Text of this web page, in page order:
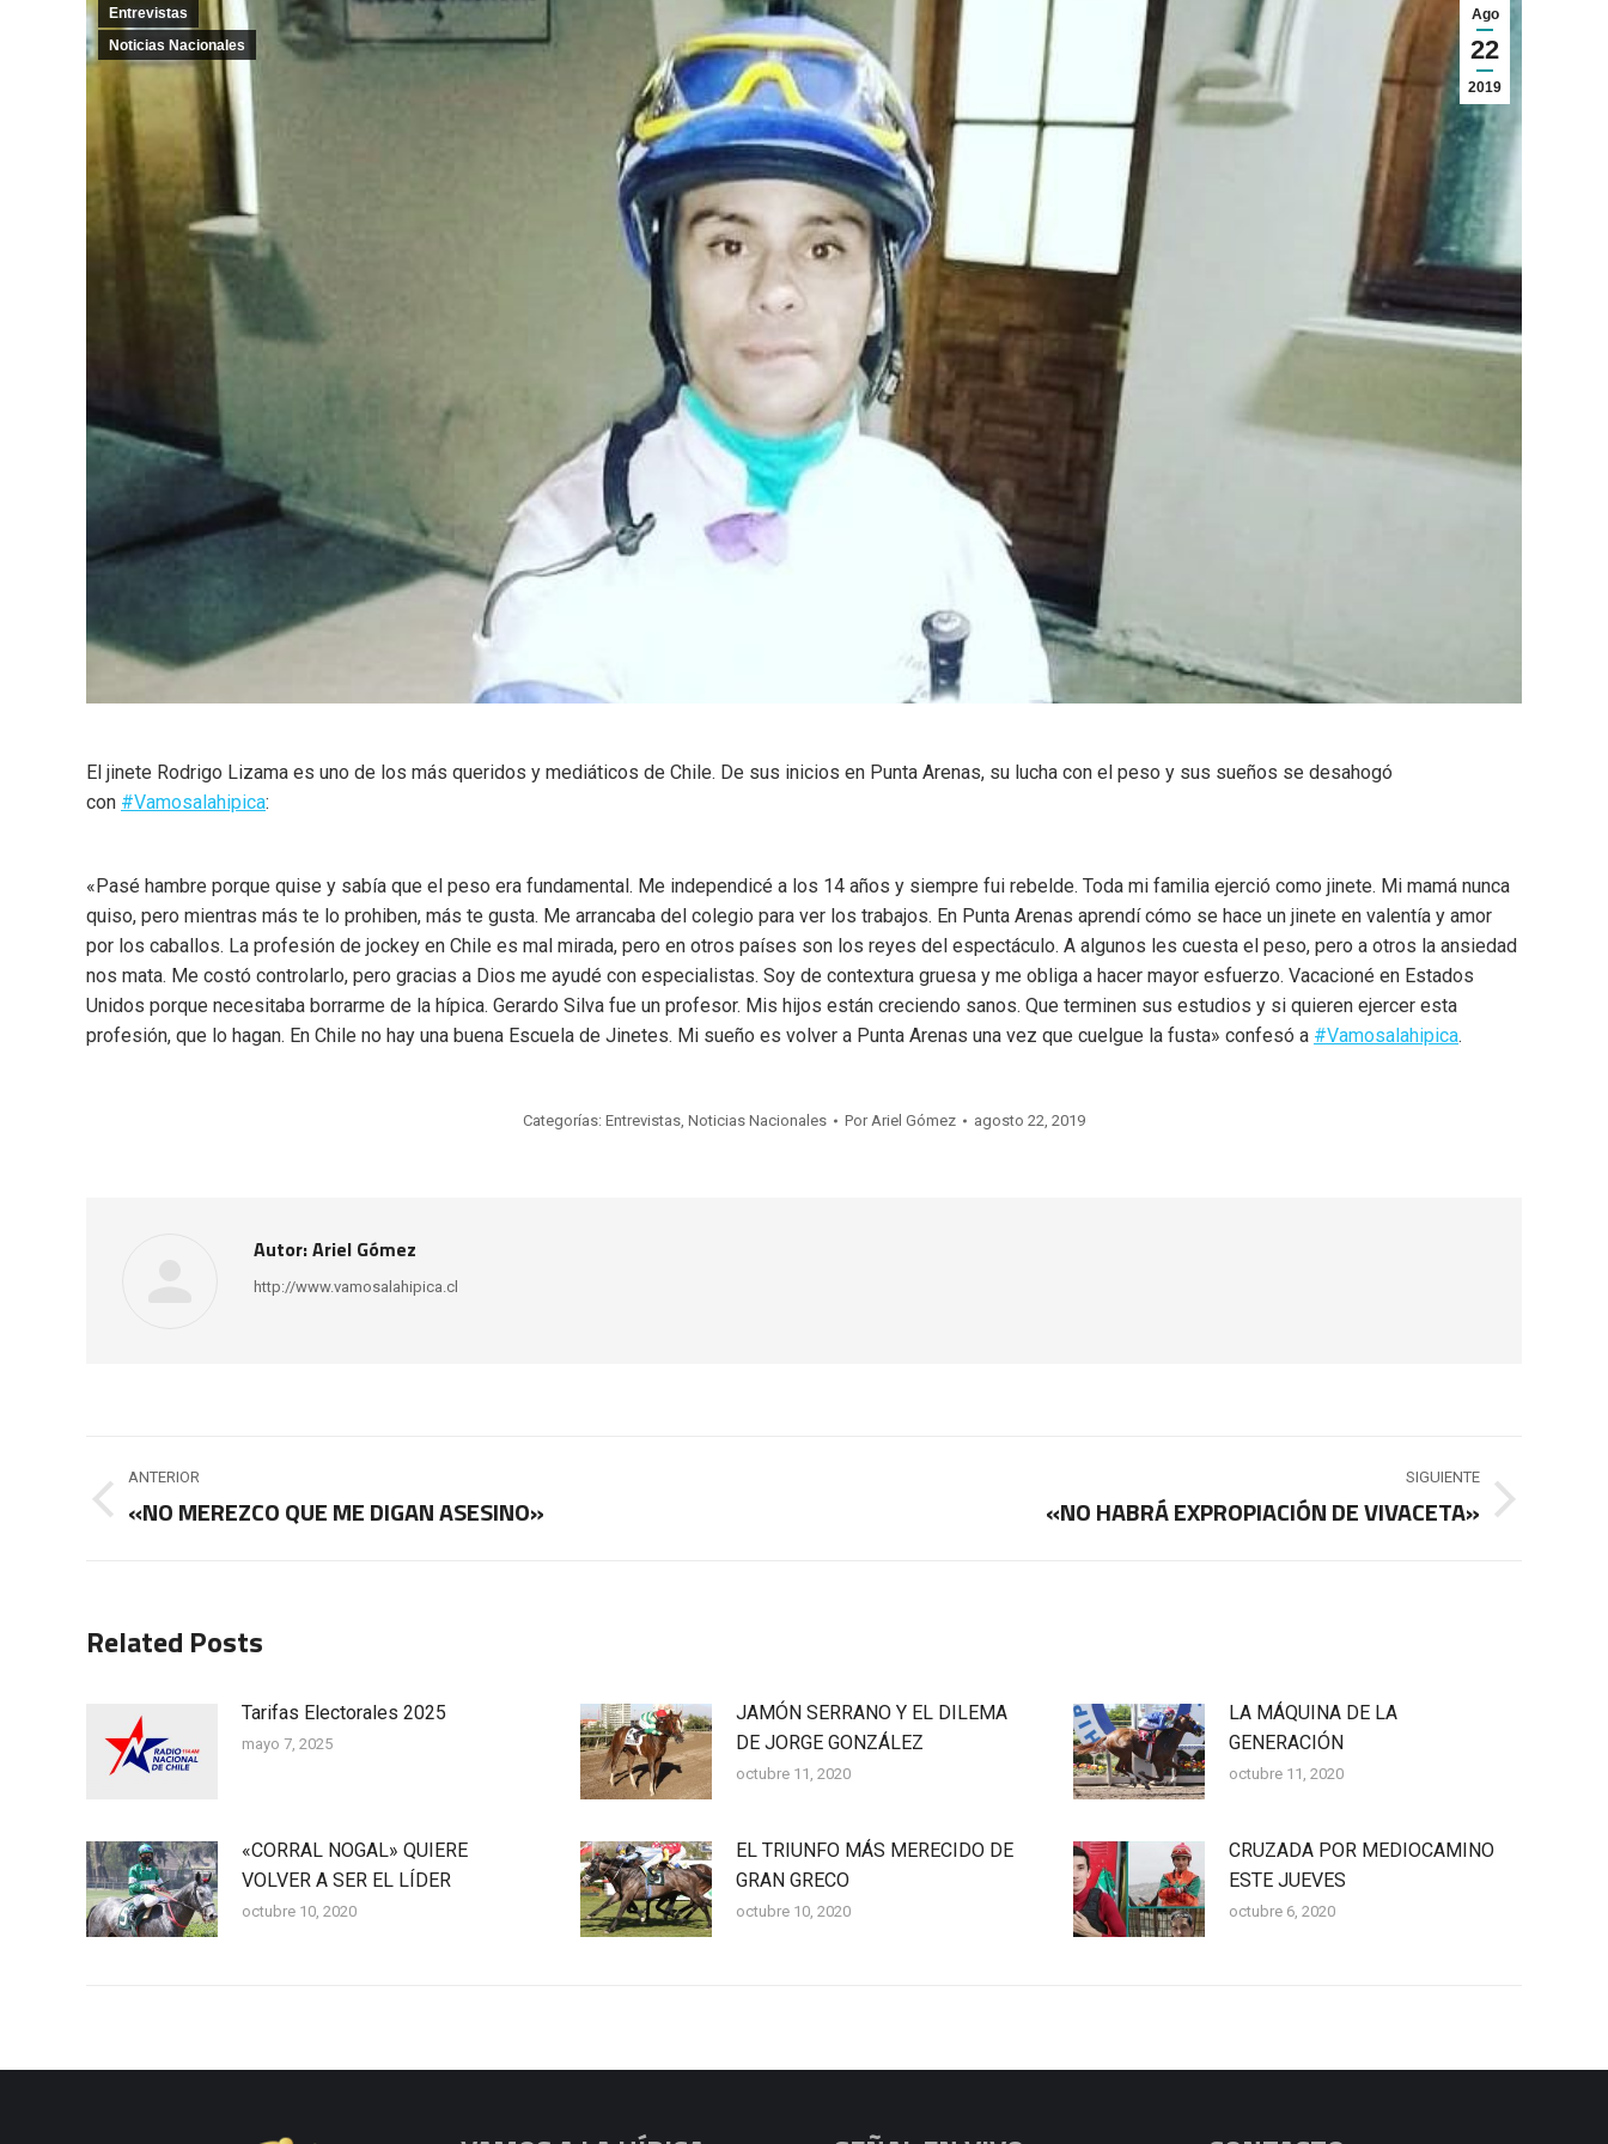
Ago
22
2019
Entrevistas
Noticias Nacionales
El jinete Rodrigo Lizama es uno de los más queridos y mediáticos de Chile. De sus inicios en Punta Arenas, su lucha con el peso y sus sueños se desahogó
con #Vamosalahipica:
«Pasé hambre porque quise y sabía que el peso era fundamental. Me independicé a los 14 años y siempre fui rebelde. Toda mi familia ejerció como jinete. Mi mamá nunca
quiso, pero mientras más te lo prohiben, más te gusta. Me arrancaba del colegio para ver los trabajos. En Punta Arenas aprendí cómo se hace un jinete en valentía y amor
por los caballos. La profesión de jockey en Chile es mal mirada, pero en otros países son los reyes del espectáculo. A algunos les cuesta el peso, pero a otros la ansiedad
nos mata. Me costó controlarlo, pero gracias a Dios me ayudé con especialistas. Soy de contextura gruesa y me obliga a hacer mayor esfuerzo. Vacacioné en Estados
Unidos porque necesitaba borrarme de la hípica. Gerardo Silva fue un profesor. Mis hijos están creciendo sanos. Que terminen sus estudios y si quieren ejercer esta
profesión, que lo hagan. En Chile no hay una buena Escuela de Jinetes. Mi sueño es volver a Punta Arenas una vez que cuelgue la fusta» confesó a #Vamosalahipica.
Categorías: Entrevistas, Noticias Nacionales PorAriel Gómez agosto 22, 2019
Autor:Ariel Gómez
http://www.vamosalahipica.cl
Navegación
entre
ANTERIOR
Publicación
«NO MEREZCO QUE ME DIGAN ASESINO»
SIGUIENTE
«NO HABRÁ EXPROPIACIÓN DE VIVACETA»
Related Posts
Tarifas Electorales 2025
mayo 7, 2025
JAMÓN SERRANO Y EL DILEMA
DE JORGE GONZÁLEZ
octubre 11, 2020
LA MÁQUINA DE LA
GENERACIÓN
octubre 11, 2020
«CORRAL NOGAL» QUIERE
VOLVER A SER EL LÍDER
octubre 10, 2020
EL TRIUNFO MÁS MERECIDO DE
GRAN GRECO
octubre 10, 2020
CRUZADA POR MEDIOCAMINO
ESTE JUEVES
octubre 6, 2020